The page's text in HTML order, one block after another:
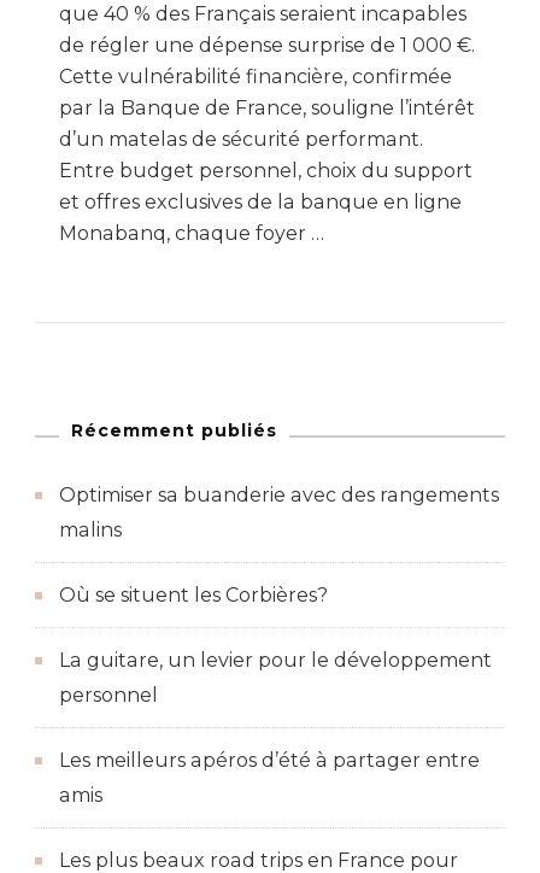
que 40 % des Français seraient incapables
de régler une dépense surprise de 1 000 €.
Cette vulnérabilité financière, confirmée
par la Banque de France, souligne l’intérêt
d’un matelas de sécurité performant.
Entre budget personnel, choix du support
et offres exclusives de la banque en ligne
Monabanq, chaque foyer …
Récemment publiés
Optimiser sa buanderie avec des rangements
malins
Où se situent les Corbières?
La guitare, un levier pour le développement
personnel
Les meilleurs apéros d’été à partager entre
amis
Les plus beaux road trips en France pour